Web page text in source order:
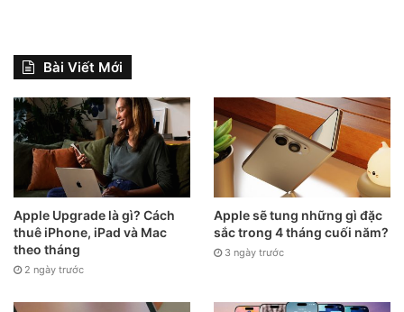
Bài Viết Mới
Apple Upgrade là gì? Cách
thuê iPhone, iPad và Mac
theo tháng
2 ngày trước
Apple sẽ tung những gì đặc
sắc trong 4 tháng cuối năm?
3 ngày trước